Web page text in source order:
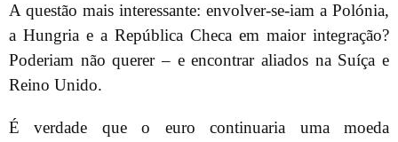
A questão mais interessante: envolver-se-iam a Polónia,
a Hungria e a República Checa em maior integração?
Poderiam não querer – e encontrar aliados na Suíça e
Reino Unido.
É verdade que o euro continuaria uma moeda